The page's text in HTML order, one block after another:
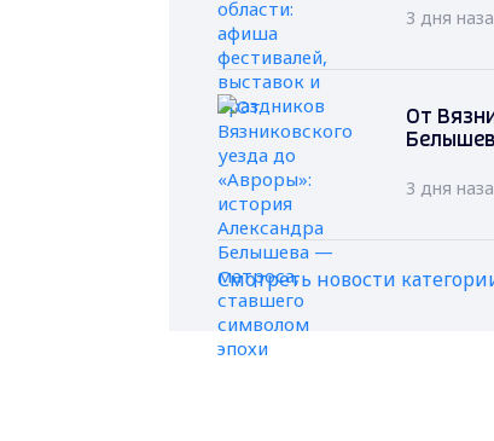
3 дня
От
3 дня
Смотреть новости